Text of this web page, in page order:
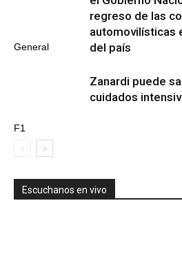
General
regreso de las
automovilísticas
del país
F1
Zanardi puede
cuidados
Escuchanos en vivo